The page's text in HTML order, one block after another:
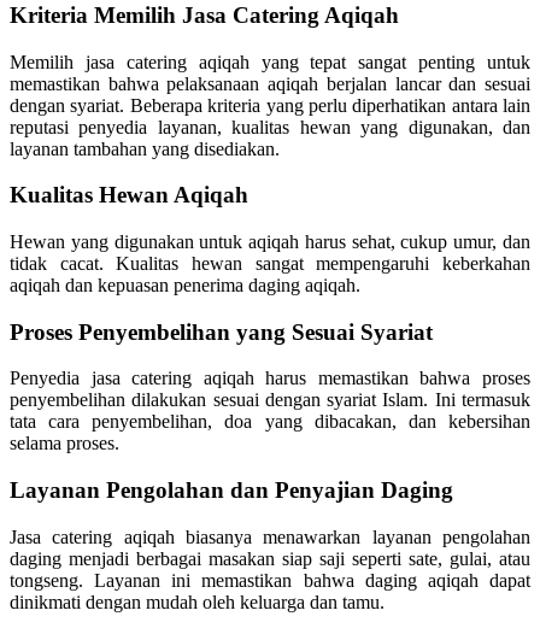
Kriteria Memilih Jasa Catering Aqiqah
Memilih jasa catering aqiqah yang tepat sangat penting untuk
memastikan bahwa pelaksanaan aqiqah berjalan lancar dan sesuai
dengan syariat. Beberapa kriteria yang perlu diperhatikan antara lain
reputasi penyedia layanan, kualitas hewan yang digunakan, dan
layanan tambahan yang disediakan.
Kualitas Hewan Aqiqah
Hewan yang digunakan untuk aqiqah harus sehat, cukup umur, dan
tidak cacat. Kualitas hewan sangat mempengaruhi keberkahan
aqiqah dan kepuasan penerima daging aqiqah.
Proses Penyembelihan yang Sesuai Syariat
Penyedia jasa catering aqiqah harus memastikan bahwa proses
penyembelihan dilakukan sesuai dengan syariat Islam. Ini termasuk
tata cara penyembelihan, doa yang dibacakan, dan kebersihan
selama proses.
Layanan Pengolahan dan Penyajian Daging
Jasa catering aqiqah biasanya menawarkan layanan pengolahan
daging menjadi berbagai masakan siap saji seperti sate, gulai, atau
tongseng. Layanan ini memastikan bahwa daging aqiqah dapat
dinikmati dengan mudah oleh keluarga dan tamu.